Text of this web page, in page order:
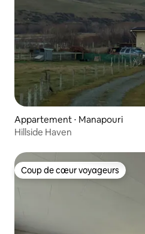
Appartement ⋅ Manapouri
Hillside Haven
Coup de cœur voyageurs
Coup de cœur voyageurs